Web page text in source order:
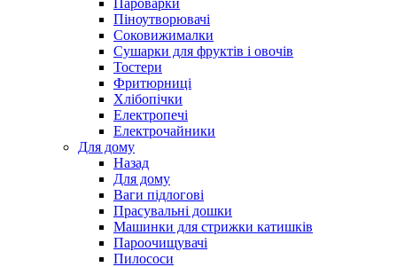
Пароварки
Піноутворювачі
Соковижималки
Сушарки для фруктів і овочів
Тостери
Фритюрниці
Хлібопічки
Електропечі
Електрочайники
Для дому
Назад
Для дому
Ваги підлогові
Прасувальні дошки
Машинки для стрижки катишків
Пароочищувачі
Пилососи